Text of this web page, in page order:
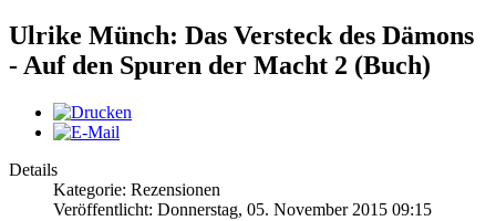
Ulrike Münch: Das Versteck des Dämons
- Auf den Spuren der Macht 2 (Buch)
Details
Kategorie: Rezensionen
Veröffentlicht: Donnerstag, 05. November 2015 09:15